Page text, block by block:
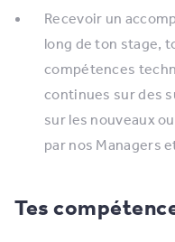
Recevoir un
long de ton stage,
compétences
continues sur des
sur les nouveaux
par nos Managers
Tes